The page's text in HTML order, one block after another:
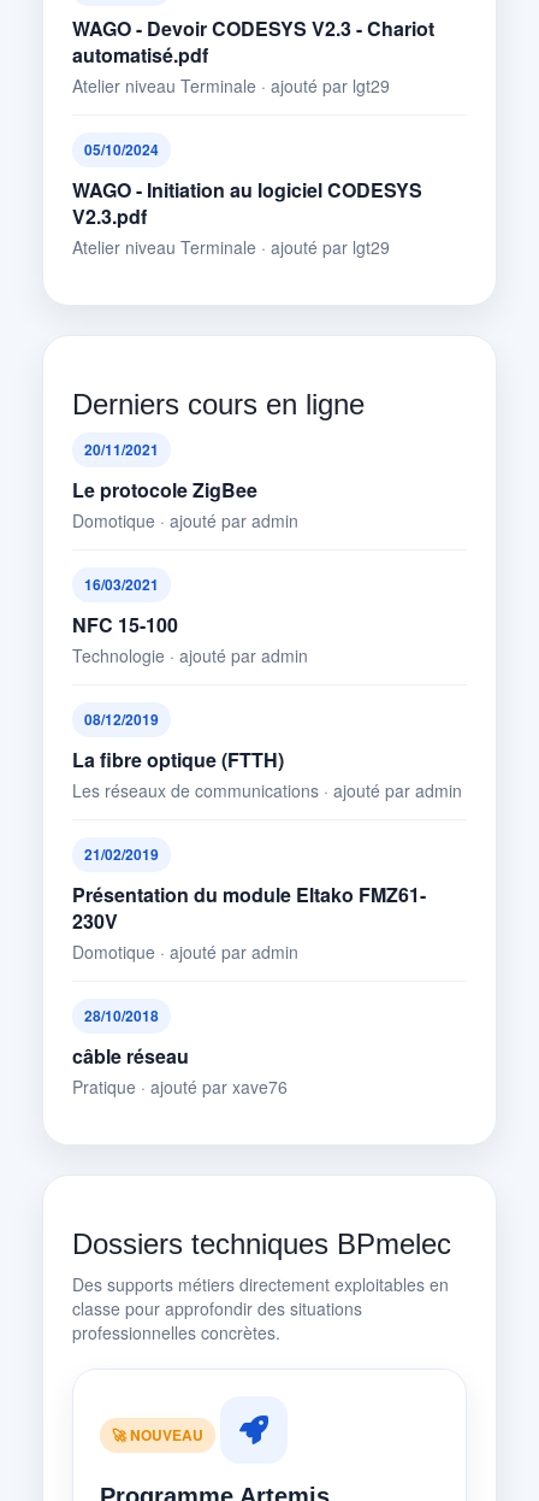
WAGO - Devoir CODESYS V2.3 - Chariot
automatisé.pdf
Atelier niveau Terminale · ajouté par lgt29
05/10/2024
WAGO - Initiation au logiciel CODESYS
V2.3.pdf
Atelier niveau Terminale · ajouté par lgt29
Derniers cours en ligne
20/11/2021
Le protocole ZigBee
Domotique · ajouté par admin
16/03/2021
NFC 15-100
Technologie · ajouté par admin
08/12/2019
La fibre optique (FTTH)
Les réseaux de communications · ajouté par admin
21/02/2019
Présentation du module Eltako FMZ61-
230V
Domotique · ajouté par admin
28/10/2018
câble réseau
Pratique · ajouté par xave76
Dossiers techniques BPmelec
Des supports métiers directement exploitables en
classe pour approfondir des situations
professionnelles concrètes.
🚀 NOUVEAU